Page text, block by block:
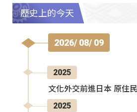
歷史上的今天
2026/ 08/ 09
2025
文化外交前進日本 原住
2025